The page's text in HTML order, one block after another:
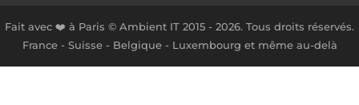
Fait avec ❤️ à Paris © Ambient IT 2015 - 2026. Tous droits réservés.
France - Suisse - Belgique - Luxembourg et même au-delà